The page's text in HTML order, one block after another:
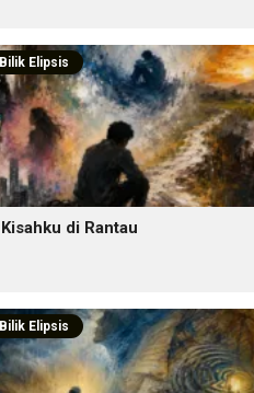
Bilik Elipsis
Kisahku di Rantau
Bilik Elipsis